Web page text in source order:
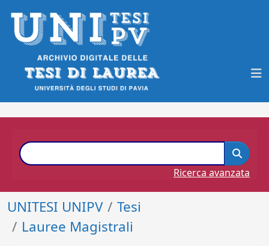
Ricerca avanzata
UNITESI UNIPV
Tesi
Lauree Magistrali